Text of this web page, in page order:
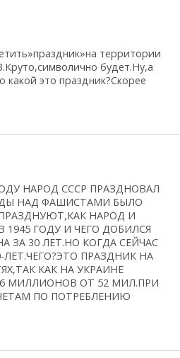
территории
будет.Ну,а
какой это праздник?Скорее
НАРОД СССР ПРАЗДНОВАЛ
НАД ФАШИСТАМИ БЫЛО
НАРОД И
ГОДУ И ЧЕГО ДОБИЛСЯ
ЗА 30 ЛЕТ.НО КОГДА СЕЙЧАС
ПРАЗДНИК НА
КАК НА УКРАИНЕ
МИЛЛИОНОВ ОТ 52 МИЛ.ПРИ
ПО ПОТРЕБЛЕНИЮ